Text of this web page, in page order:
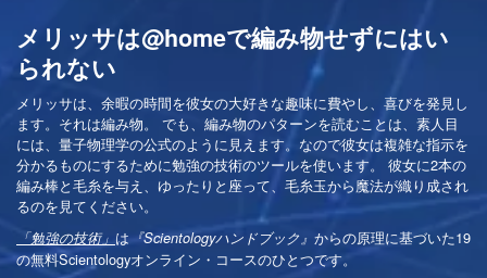
メリッサは@homeで編み物せずにはい
られない
メリッサは、余暇の時間を彼女の大好きな趣味に費やし、喜びを発見し
ます。それは編み物。 でも、編み物のパターンを読むことは、素人目
には、量子物理学の公式のように見えます。なので彼女は複雑な指示を
分かるものにするために勉強の技術のツールを使います。 彼女に2本の
編み棒と毛糸を与え、ゆったりと座って、毛糸玉から魔法が織り成され
るのを見てください。
「勉強の技術」 は『Scientologyハンドブック』 からの原理に基づいた19
の無料Scientologyオンライン・コースのひとつです。